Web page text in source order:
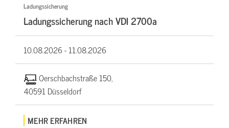
Ladungssicherung
Ladungssicherung nach VDI 2700a
10.08.2026 -11.08.2026
Oerschbachstraße 150,
40591 Düsseldorf
MEHR ERFAHREN